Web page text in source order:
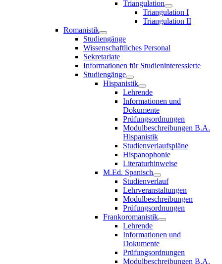
Triangulation
Triangulation I
Triangulation II
Romanistik
Studiengänge
Wissenschaftliches Personal
Sekretariate
Informationen für Studieninteressierte
Studiengänge
Hispanistik
Lehrende
Informationen und
Dokumente
Prüfungsordnungen
Modulbeschreibungen B.A.
Hispanistik
Studienverlaufspläne
Hispanophonie
Literaturhinweise
M.Ed. Spanisch
Studienverlauf
Lehrveranstaltungen
Modulbeschreibungen
Prüfungsordnungen
Frankoromanistik
Lehrende
Informationen und
Dokumente
Prüfungsordnungen
Modulbeschreibungen B.A.